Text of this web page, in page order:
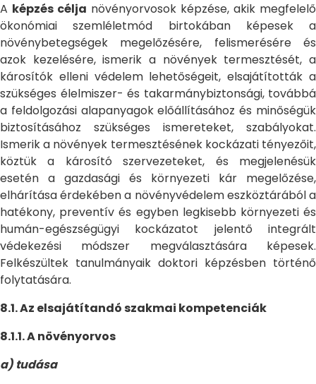
A képzés célja növényorvosok képzése, akik megfelelő
ökonómiai szemléletmód birtokában képesek a
növénybetegségek megelőzésére, felismerésére és
azok kezelésére, ismerik a növények termesztését, a
károsítók elleni védelem lehetőségeit, elsajátították a
szükséges élelmiszer- és takarmánybiztonsági, továbbá
a feldolgozási alapanyagok előállításához és minőségük
biztosításához szükséges ismereteket, szabályokat.
Ismerik a növények termesztésének kockázati tényezőit,
köztük a károsító szervezeteket, és megjelenésük
esetén a gazdasági és környezeti kár megelőzése,
elhárítása érdekében a növényvédelem eszköztárából a
hatékony, preventív és egyben legkisebb környezeti és
humán-egészségügyi kockázatot jelentő integrált
védekezési módszer megválasztására képesek.
Felkészültek tanulmányaik doktori képzésben történő
folytatására.
8.1. Az elsajátítandó szakmai kompetenciák
8.1.1. A növényorvos
a) tudása